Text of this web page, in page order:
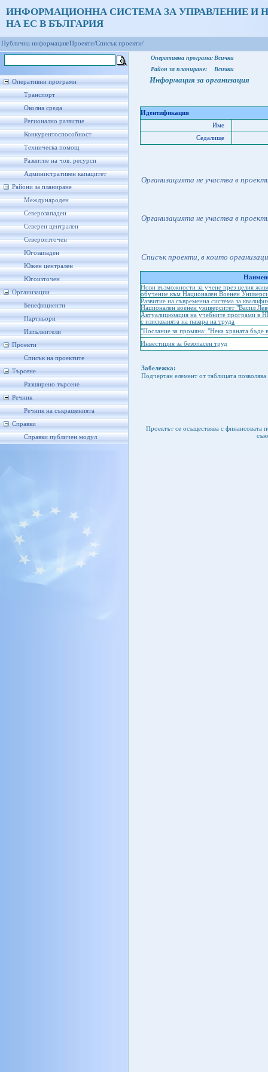
ИНФОРМАЦИОННА СИСТЕМА ЗА УПРАВЛЕНИЕ И
НА ЕС В БЪЛГАРИЯ
Публична информация/Проекти/Списък проекти/
Оперативни програми
Транспорт
Околна среда
Регионално развитие
Конкурентоспособност
Техническа помощ
Развитие на чов. ресурси
Административен капацитет
Райони за планиране
Международен
Северозападен
Северен централен
Североизточен
Югозападен
Южен централен
Югоизточен
Организации
Бенефициенти
Партньори
Изпълнители
Проекти
Списък на проектите
Търсене
Разширено търсене
Речник
Речник на съкращенията
Справки
Справки публичен модул
Оперативна програма: Всички
Район за планиране:
Всички
Информация за организация
Идентификация
Име
Седалище
Организацията не участва в
Организацията не участва в
Списък проекти, в които
Нови възможности за учене през целия
обучение към Национален Военен
Развитие на съвременна система за
Национален военен университет "Васил
Актуалицюзация на учебните програми в
с изискванята на пазара на труда
"Послание за промяна: "Нека храната бъде
Инвестиция за безопасен труд
Забележка:
Подчертан елемент от таблицата
Проектът се осъществява с финансовата